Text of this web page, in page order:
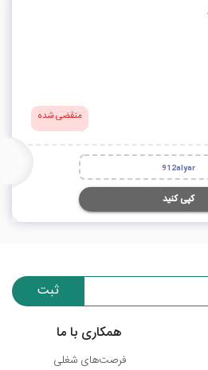
منقضی شده
912alyar
کپی کنید
ثبت
همکاری با ما
فرصت‌های شغلی